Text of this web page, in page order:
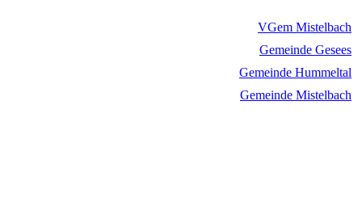
VGem Mistelbach
Gemeinde Gesees
Gemeinde Hummeltal
Gemeinde Mistelbach